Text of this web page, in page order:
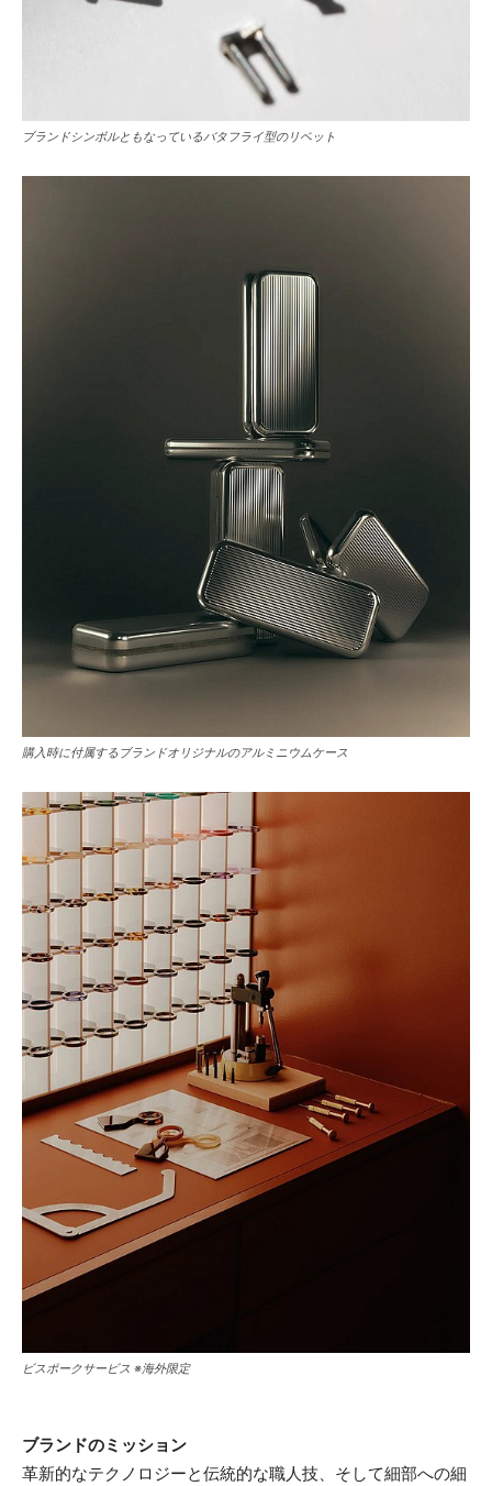
ブランドシンボルともなっているバタフライ型のリベット
購入時に付属するブランドオリジナルのアルミニウムケース
ビスポークサービス ※海外限定
ブランドのミッション
革新的なテクノロジーと伝統的な職人技、そして細部への細